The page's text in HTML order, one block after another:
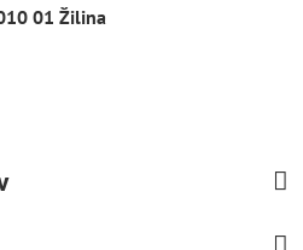
01 Žilina